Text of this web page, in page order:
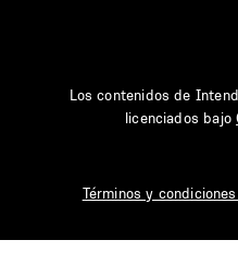
Los contenidos de
licenciados bajo
Términos y